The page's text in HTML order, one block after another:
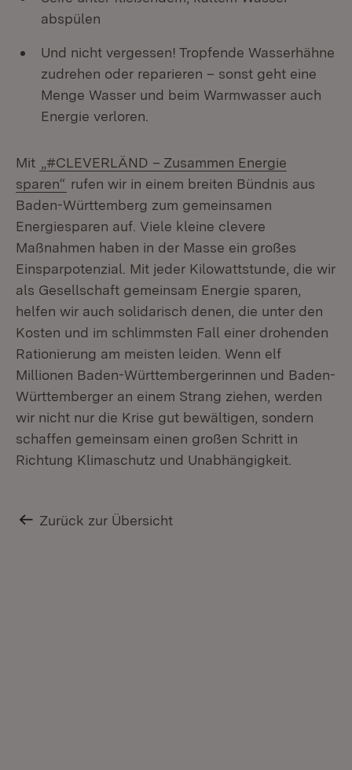
abspülen
Und nicht vergessen! Tropfende Wasserhähne
zudrehen oder reparieren – sonst geht eine
Menge Wasser und beim Warmwasser auch
Energie verloren.
Mit
„#CLEVERLÄND – Zusammen Energie
sparen“ rufen wir in einem breiten Bündnis aus
Baden-Württemberg zum gemeinsamen
Energiesparen auf. Viele kleine clevere
Maßnahmen haben in der Masse ein großes
Einsparpotenzial. Mit jeder Kilowattstunde, die wir
als Gesellschaft gemeinsam Energie sparen,
helfen wir auch solidarisch denen, die unter den
Kosten und im schlimmsten Fall einer drohenden
Rationierung am meisten leiden. Wenn elf
Millionen Baden-Württembergerinnen und Baden-
Württemberger an einem Strang ziehen, werden
wir nicht nur die Krise gut bewältigen, sondern
schaffen gemeinsam einen großen Schritt in
Richtung Klimaschutz und Unabhängigkeit.
Zurück zur Übersicht